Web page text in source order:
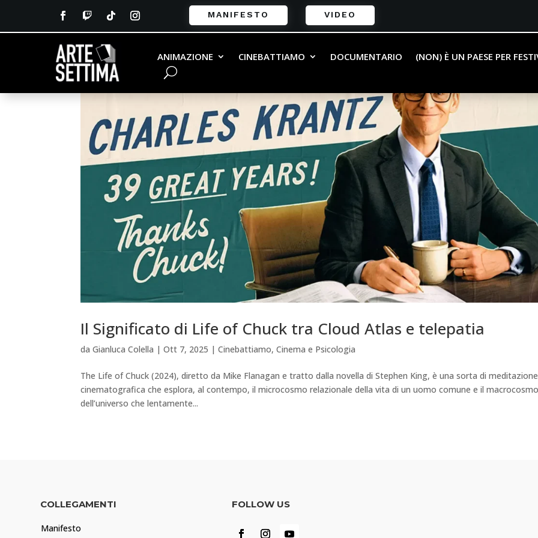
MANIFESTO VIDEO
ANIMAZIONE CINEBATTIAMO DOCUMENTARIO (NON) È UN PAESE PER
Il Significato di Life of Chuck tra Cloud Atlas e telepatia
daGianluca Colella |Ott 7, 2025 |Cinebattiamo,Cinema e Psicologia
The Life of Chuck (2024), diretto da Mike Flanagan e tratto dalla novella di Stephen King, è una sorta di meditazione
cinematografica che esplora, al contempo, il microcosmo relazionale della vita di un uomo comune e il
dell’universo che lentamente...
COLLEGAMENTI
Manifesto
FOLLOW US